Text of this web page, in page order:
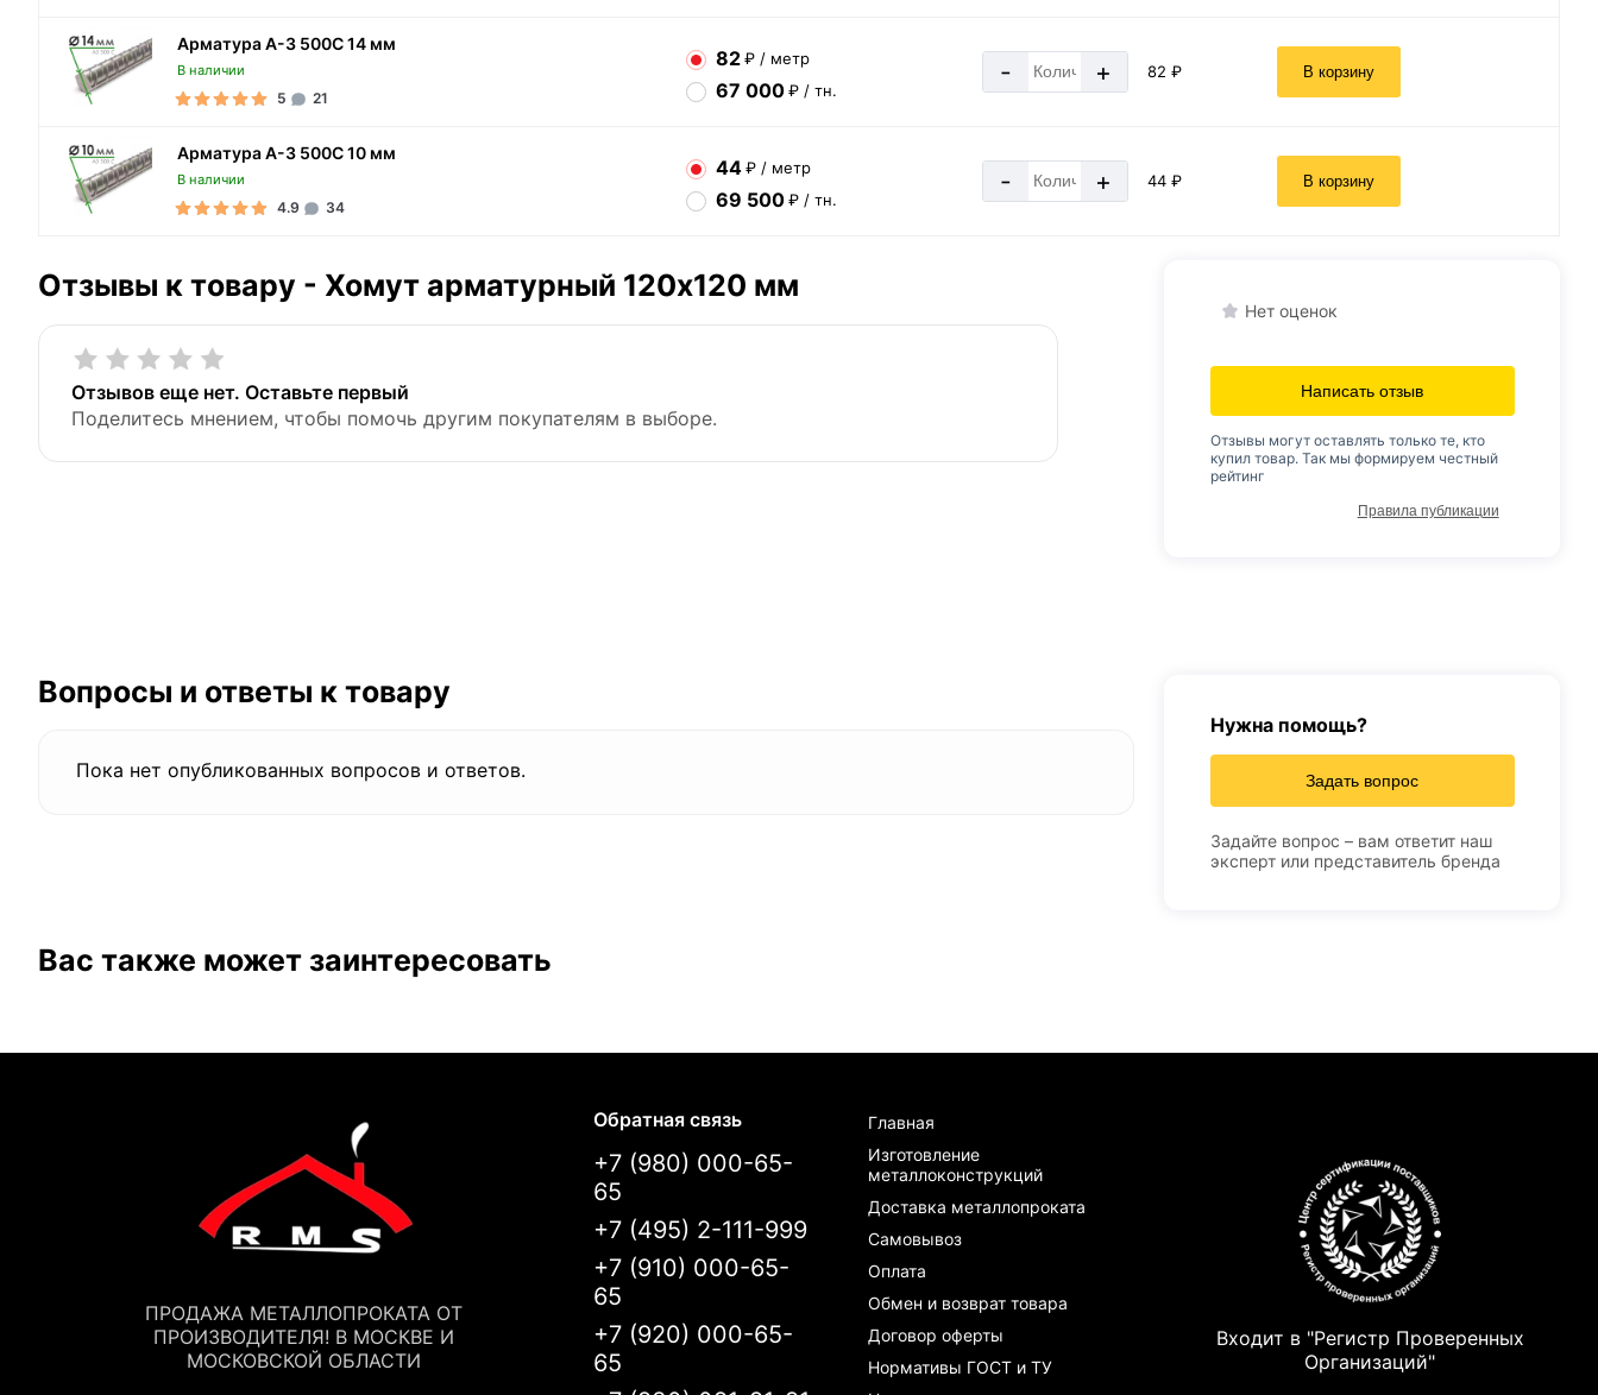
Арматура А-3 500С 14 мм
В наличии
5 21
82 ₽ / метр
67 000 ₽ / тн.
- + 82 ₽ В корзину
Арматура А-3 500С 10 мм
В наличии
4.9 34
44 ₽ / метр
69 500 ₽ / тн.
- + 44 ₽ В корзину
Отзывы к товару - Хомут арматурный 120х120 мм
Отзывов еще нет. Оставьте первый
Поделитесь мнением, чтобы помочь другим покупателям в выборе.
Нет оценок
Написать отзыв
Отзывы могут оставлять только те, кто
купил товар. Так мы формируем честный
рейтинг
Правила публикации
Вопросы и ответы к товару
Пока нет опубликованных вопросов и ответов.
Нужна помощь?
Задать вопрос
Задайте вопрос – вам ответит наш
эксперт или представитель бренда
Вас также может заинтересовать
ПРОДАЖА МЕТАЛЛОПРОКАТА ОТ
ПРОИЗВОДИТЕЛЯ! В МОСКВЕ И
МОСКОВСКОЙ ОБЛАСТИ
Главная
Изготовление
металлоконструкций
Доставка металлопроката
Самовывоз
Оплата
Обмен и возврат товара
Договор оферты
Нормативы ГОСТ и ТУ
Обратная связь
+7 (980) 000-65-
65
+7 (495) 2-111-999
+7 (910) 000-65-
65
+7 (920) 000-65-
65
Входит в "Регистр Проверенных
Организаций"